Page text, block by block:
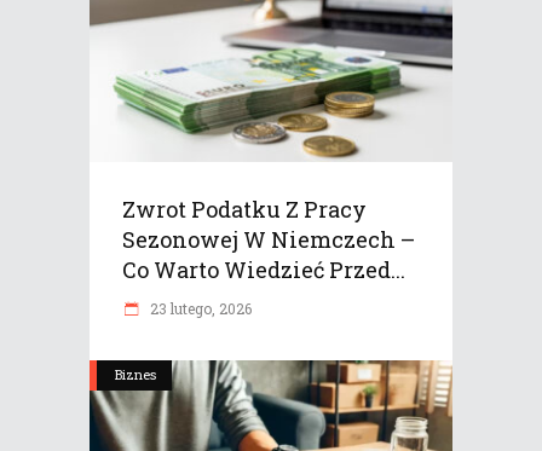
Zwrot Podatku Z Pracy
Sezonowej W Niemczech –
Co Warto Wiedzieć Przed...
23 lutego, 2026
Biznes